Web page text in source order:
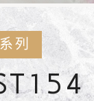
列